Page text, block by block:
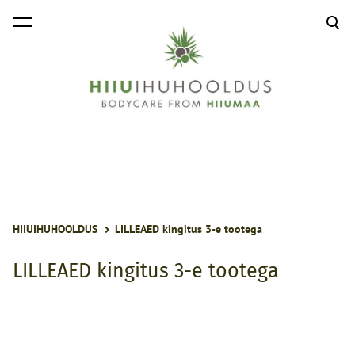
lisati ostukorvi. Vaata ostukorvi
HIIUIHUHOOLDUS LILLEAED kingitus 3-e tootega
LILLEAED kingitus 3-e tootega